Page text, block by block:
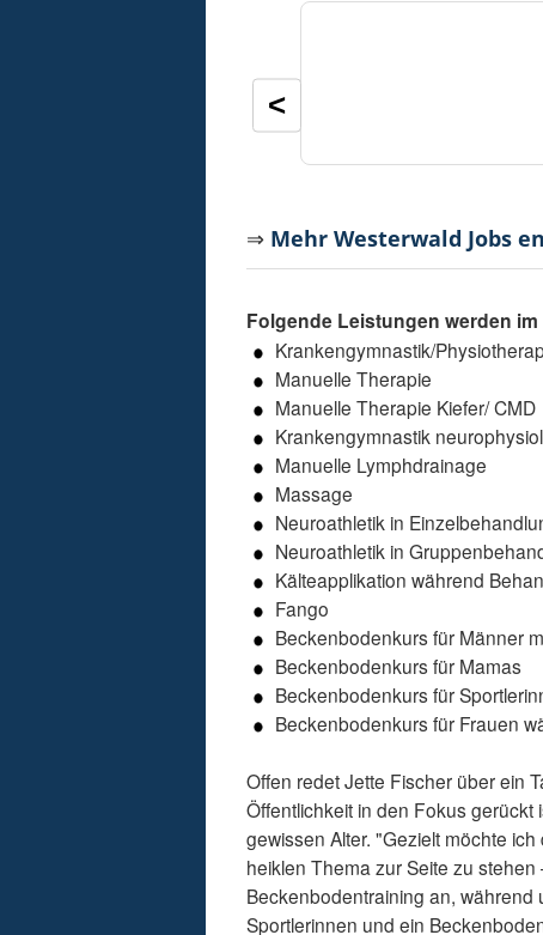
<
⇒ Mehr Westerwald Jobs
Folgende Leistungen werden
Krankengymnastik/
Manuelle Therapie
Manuelle Therapie Kiefer/ CMD
Krankengymnastik
Manuelle Lymphdrainage
Massage
Neuroathletik in
Neuroathletik in
Kälteapplikation während
Fango
Beckenbodenkurs für Männer
Beckenbodenkurs für Mamas
Beckenbodenkurs für
Beckenbodenkurs für Frauen
Offen redet Jette Fischer über ein
Öffentlichkeit in den Fokus
gewissen Alter. "Gezielt möchte
heiklen Thema zur Seite zu
Beckenbodentraining an,
Sportlerinnen und ein